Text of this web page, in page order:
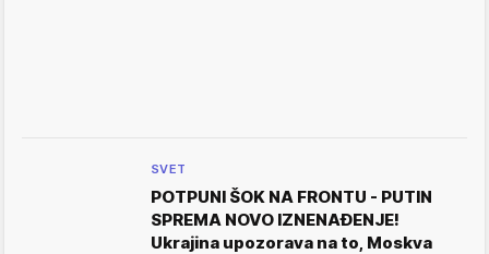
SVET
POTPUNI ŠOK NA FRONTU - PUTIN
SPREMA NOVO IZNENAĐENJE!
Ukrajina upozorava na to, Moskva